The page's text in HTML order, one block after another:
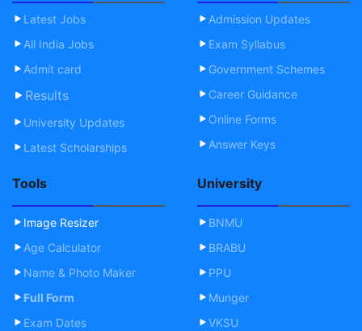
Latest Jobs
All India Jobs
Admit card
Results
University Updates
Latest Scholarships
Admission Updates
Exam Syllabus
Government Schemes
Career Guidance
Online Forms
Answer Keys
Tools
Image Resizer
Age Calculator
Name & Photo Maker
Full Form
Exam Dates
University
BNMU
BRABU
PPU
Munger
VKSU